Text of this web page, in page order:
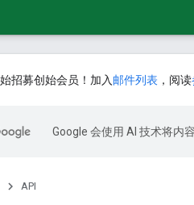
招募创始会员！加入 邮件列表 ，阅读
Google 会使用 AI 技术将内
API